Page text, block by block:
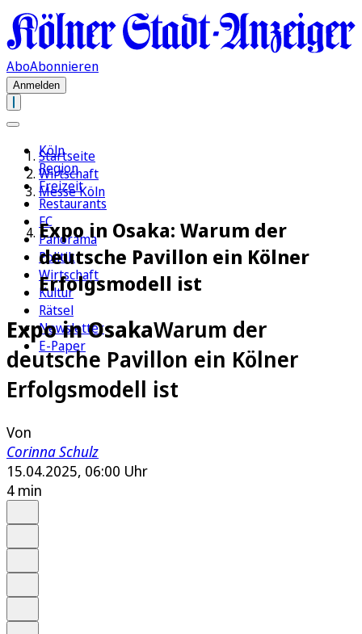
AboAbonnieren
Anmelden
Köln
Region
Freizeit
Restaurants
FC
Panorama
Politik
Wirtschaft
Kultur
Rätsel
Newsletter
E-Paper
Startseite
Wirtschaft
Messe Köln
Expo in Osaka: Warum der
deutsche Pavillon ein Kölner
Erfolgsmodell ist
Expo in OsakaWarum der
deutsche Pavillon ein Kölner
Erfolgsmodell ist
Von
Corinna Schulz
15.04.2025, 06:00 Uhr
4 min